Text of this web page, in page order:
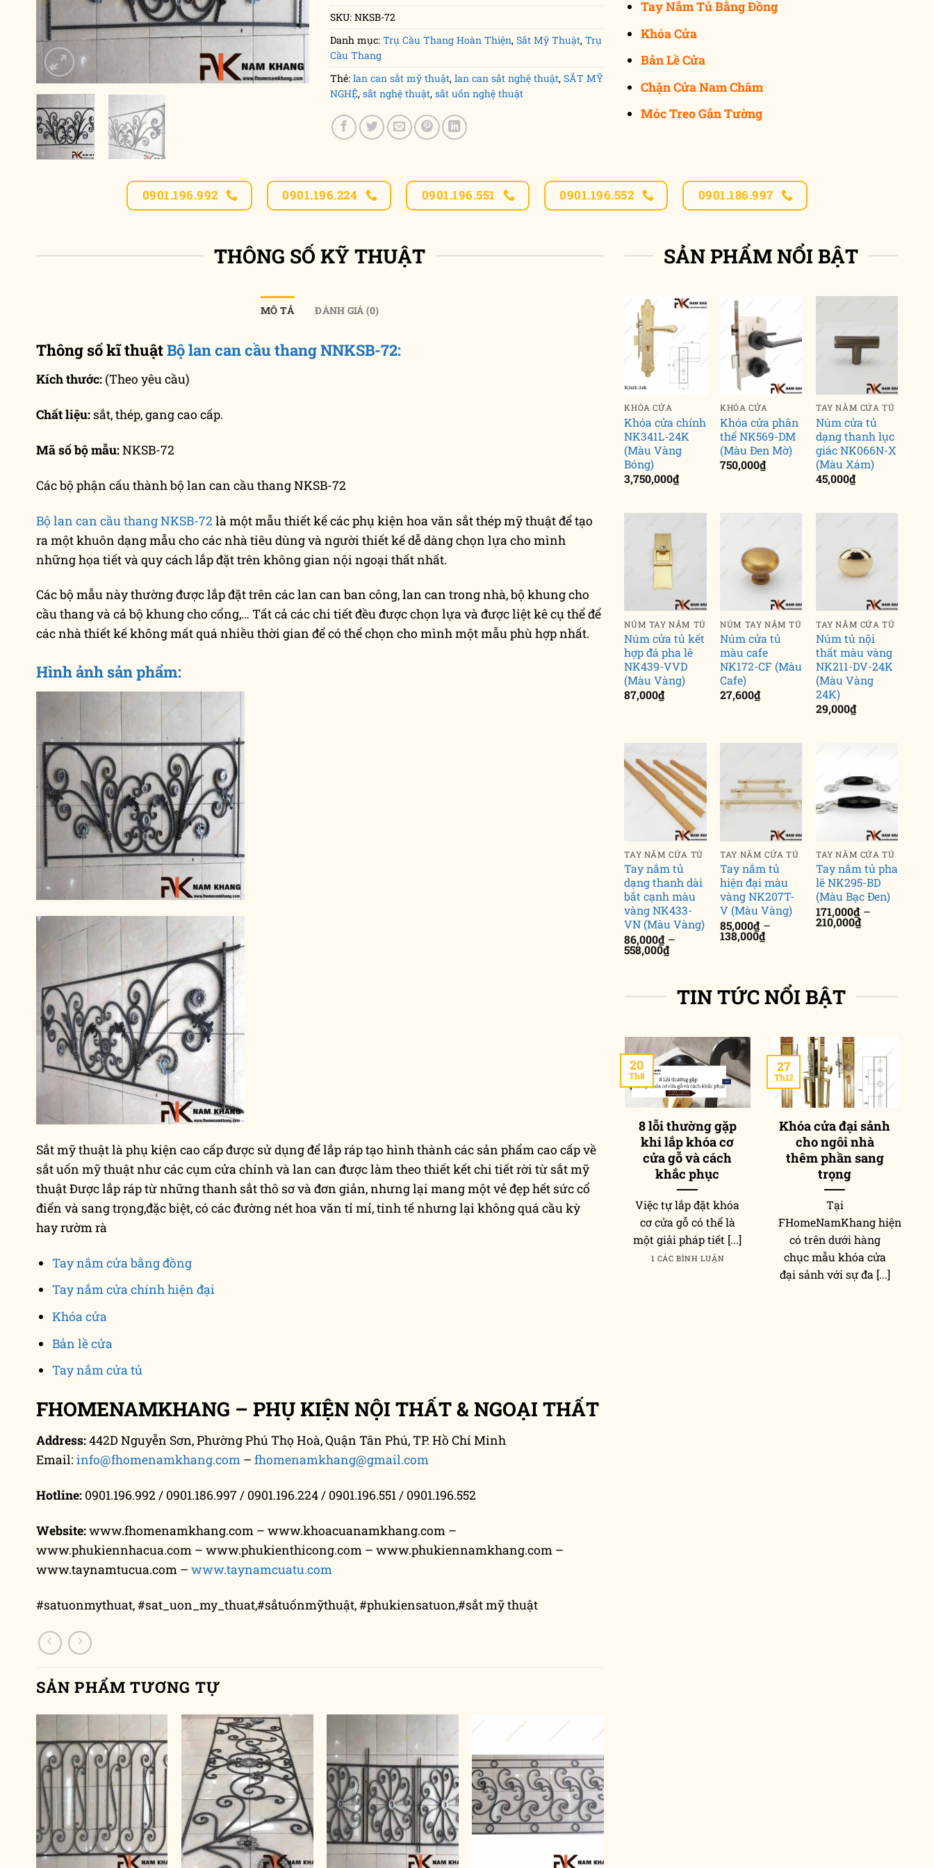
SKU:NKSB-72
Danh mục:Trụ Cầu Thang Hoàn Thiện,Sắt Mỹ Thuật,Trụ
Cầu Thang
Thẻ:lan can sắt mỹ thuật,lan can sắt nghệ thuật,SẮT MỸ
NGHỆ,sắt nghệ thuật,sắt uốn nghệ thuật
Tay Nắm Tủ Bằng Đồng
Khóa Cửa
Bản Lề Cửa
Chặn Cửa Nam Châm
Móc Treo Gắn Tường
0901.196.992 0901.196.224 0901.196.551 0901.196.552 0901.186.997
THÔNG SỐ KỸ THUẬT
MÔ TẢ ĐÁNH GIÁ (0)
Thông số kĩ thuậtBộ lan can cầu thang NNKSB-72:
Kích thước: (Theo yêu cầu)
Chất liệu:sắt, thép, gang cao cấp.
Mã số bộ mẫu:NKSB-72
Các bộ phận cấu thành bộ lan can cầu thang NKSB-72
Bộ lan can cầu thang NKSB-72 là một mẫu thiết kế các phụ kiện hoa văn sắt thép mỹ thuật để tạo
ra một khuôn dạng mẫu cho các nhà tiêu dùng và người thiết kế dễ dàng chọn lựa cho mình
những họa tiết và quy cách lắp đặt trên không gian nội ngoại thất nhất.
Các bộ mẫu này thường được lắp đặt trên các lan can ban công, lan can trong nhà, bộ khung cho
cầu thang và cả bộ khung cho cổng,… Tất cả các chi tiết đều được chọn lựa và được liệt kê cụ thể để
các nhà thiết kế không mất quá nhiều thời gian để có thể chọn cho mình một mẫu phù hợp nhất.
Hình ảnh sản phẩm:
Sắt mỹ thuật là phụ kiện cao cấp được sử dụng để lắp ráp tạo hình thành các sản phẩm cao cấp về
sắt uốn mỹ thuật như các cụm cửa chính và lan can được làm theo thiết kết chi tiết rời từ sắt mỹ
thuật Được lắp ráp từ những thanh sắt thô sơ và đơn giản, nhưng lại mang một vẻ đẹp hết sức cổ
điển và sang trọng,đặc biệt, có các đường nét hoa văn tỉ mỉ, tinh tế nhưng lại không quá cầu kỳ
hay rườm rà
Tay nắm cửa bằng đồng
Tay nắm cửa chính hiện đại
Khóa cửa
Bản lề cửa
Tay nắm cửa tủ
FHOMENAMKHANG – PHỤ KIỆN NỘI THẤT & NGOẠI THẤT
Address:442D Nguyễn Sơn, Phường Phú Thọ Hoà, Quận Tân Phú, TP. Hồ Chí Minh
Email: info@fhomenamkhang.com – fhomenamkhang@gmail.com
Hotline: 0901.196.992 / 0901.186.997 / 0901.196.224 / 0901.196.551 / 0901.196.552
Website:www.fhomenamkhang.com – www.khoacuanamkhang.com –
www.phukiennhacua.com – www.phukienthicong.com – www.phukiennamkhang.com –
www.taynamtucua.com – www.taynamcuatu.com
#satuonmythuat, #sat_uon_my_thuat,#sắtuốnmỹthuật, #phukiensatuon,#sắt mỹ thuật
SẢN PHẨM TƯƠNG TỰ
SẢN PHẨM NỔI BẬT
KHÓA CỬA
Khóa cửa chính
NK341L-24K
(Màu Vàng
Bóng)
3,750,000₫
KHÓA CỬA
Khóa cửa phân
thể NK569-DM
(Màu Đen Mờ)
750,000₫
TAY NẮM CỬA TỦ
Núm cửa tủ
dạng thanh lục
giác NK066N-X
(Màu Xám)
45,000₫
NÚM TAY NẮM TỦ
Núm cửa tủ kết
hợp đá pha lê
NK439-VVD
(Màu Vàng)
87,000₫
NÚM TAY NẮM TỦ
Núm cửa tủ
màu cafe
NK172-CF (Màu
Cafe)
27,600₫
TAY NẮM CỬA TỦ
Núm tủ nội
thất màu vàng
NK211-DV-24K
(Màu Vàng
24K)
29,000₫
TAY NẮM CỬA TỦ
Tay nắm tủ
dạng thanh dài
bắt cạnh màu
vàng NK433-
VN (Màu Vàng)
86,000₫ –
558,000₫Khoảng
giá:
đến
558,000₫
TAY NẮM CỬA TỦ
Tay nắm tủ
hiện đại màu
vàng NK207T-
V (Màu Vàng)
85,000₫ –
138,000₫Khoảng
giá:
138,000₫
TAY NẮM CỬA TỦ
Tay nắm tủ pha
lê NK295-BD
(Màu Bạc Đen)
171,000₫ –
210,000₫Khoảng
giá:
TIN TỨC NỔI BẬT
8 lỗi thường gặp
khi lắp khóa cơ
cửa gỗ và cách
khắc phục
Việc tự lắp đặt khóa
cơ cửa gỗ có thể là
một giải pháp tiết [...]
1 CÁC BÌNH LUẬN
20
Th8
Khóa cửa đại sảnh
cho ngôi nhà
thêm phần sang
trọng
Tại
FHomeNamKhang hiện
có trên dưới hàng
chục mẫu khóa cửa
đại sảnh với sự đa [...]
27
Th12